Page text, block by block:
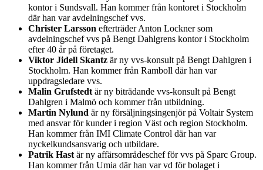
kontor i Sundsvall. Han kommer från kontoret i Stockholm
där han var avdelningschef vvs.
Christer Larsson efterträder Anton Lockner som
avdelningschef vvs på Bengt Dahlgrens kontor i Stockholm
efter 40 år på företaget.
Viktor Jidell Skantz är ny vvs-konsult på Bengt Dahlgren i
Stockholm. Han kommer från Ramboll där han var
uppdragsledare vvs.
Malin Grufstedt är ny biträdande vvs-konsult på Bengt
Dahlgren i Malmö och kommer från utbildning.
Martin Nylund är ny försäljningsingenjör på Voltair System
med ansvar för kunder i region Väst och region Stockholm.
Han kommer från IMI Climate Control där han var
nyckelkundsansvarig och utbildare.
Patrik Hast är ny affärsområdeschef för vvs på Sparc Group.
Han kommer från Umia där han var vd för bolaget i